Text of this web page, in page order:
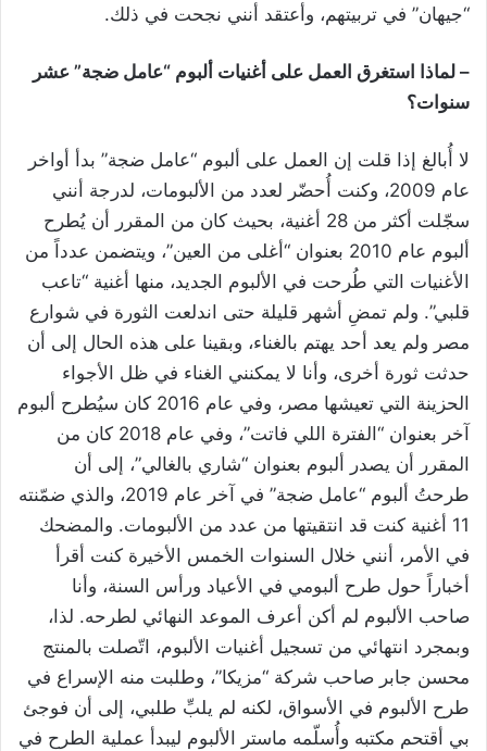
“جيهان” في تربيتهم، وأعتقد أنني نجحت في ذلك.
– لماذا استغرق العمل على أغنيات ألبوم “عامل ضجة” عشر
سنوات؟
لا أُبالغ إذا قلت إن العمل على ألبوم “عامل ضجة” بدأ أواخر
عام 2009، وكنت أُحضّر لعدد من الألبومات، لدرجة أنني
سجّلت أكثر من 28 أغنية، بحيث كان من المقرر أن يُطرح
ألبوم عام 2010 بعنوان “أغلى من العين”، ويتضمن عدداً من
الأغنيات التي طُرحت في الألبوم الجديد، منها أغنية “تاعب
قلبي”. ولم تمضِ أشهر قليلة حتى اندلعت الثورة في شوارع
مصر ولم يعد أحد يهتم بالغناء، وبقينا على هذه الحال إلى أن
حدثت ثورة أخرى، وأنا لا يمكنني الغناء في ظل الأجواء
الحزينة التي تعيشها مصر، وفي عام 2016 كان سيُطرح ألبوم
آخر بعنوان “الفترة اللي فاتت”، وفي عام 2018 كان من
المقرر أن يصدر ألبوم بعنوان “شاري بالغالي”، إلى أن
طرحتُ ألبوم “عامل ضجة” في آخر عام 2019، والذي ضمّنته
11 أغنية كنت قد انتقيتها من عدد من الألبومات. والمضحك
في الأمر، أنني خلال السنوات الخمس الأخيرة كنت أقرأ
أخباراً حول طرح ألبومي في الأعياد ورأس السنة، وأنا
صاحب الألبوم لم أكن أعرف الموعد النهائي لطرحه. لذا،
وبمجرد انتهائي من تسجيل أغنيات الألبوم، اتّصلت بالمنتج
محسن جابر صاحب شركة “مزيكا”، وطلبت منه الإسراع في
طرح الألبوم في الأسواق، لكنه لم يلبِّ طلبي، إلى أن فوجئ
بي أقتحم مكتبه وأُسلّمه ماستر الألبوم ليبدأ عملية الطرح في